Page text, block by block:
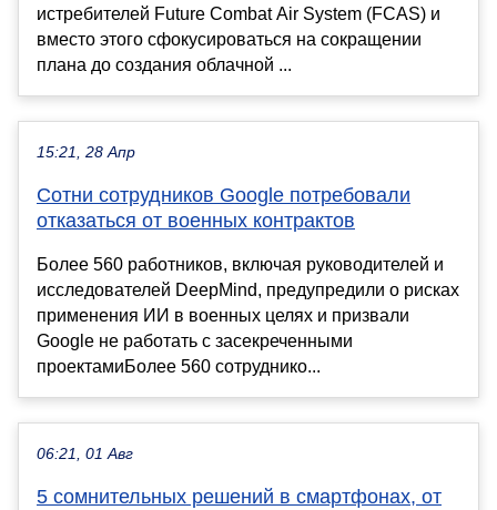
истребителей Future Combat Air System (FCAS) и
вместо этого сфокусироваться на сокращении
плана до создания облачной ...
15:21, 28 Апр
Сотни сотрудников Google потребовали
отказаться от военных контрактов
Более 560 работников, включая руководителей и
исследователей DeepMind, предупредили о рисках
применения ИИ в военных целях и призвали
Google не работать с засекреченными
проектамиБолее 560 сотруднико...
06:21, 01 Авг
5 сомнительных решений в смартфонах, от